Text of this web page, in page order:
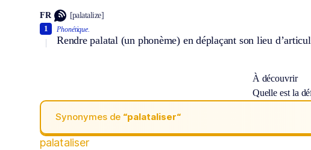
FR [palatalize]
Phonétique.
Rendre palatal (un phonème) en déplaçant son lieu
1
À découvrir
Quelle est la
Synonymes de “palataliser“
palataliser